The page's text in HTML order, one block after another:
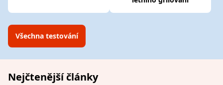
Všechna testování
Nejčtenější články